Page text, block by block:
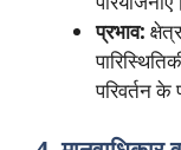
प्रभाव:
परिवर्तन के